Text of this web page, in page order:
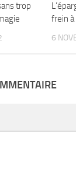
trop
frein
6